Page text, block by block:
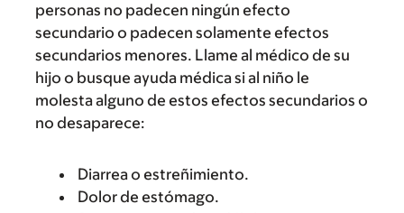
personas no padecen ningún efecto
secundario o padecen solamente efectos
secundarios menores. Llame al médico de su
hijo o busque ayuda médica si al niño le
molesta alguno de estos efectos secundarios o
no desaparece:
Diarrea o estreñimiento.
Dolor de estómago.